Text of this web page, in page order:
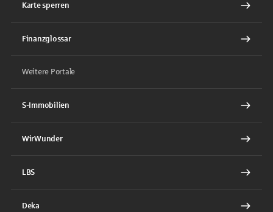
Karte sperren
Finanzglossar
Weitere Portale
S-Immobilien
WirWunder
LBS
Deka